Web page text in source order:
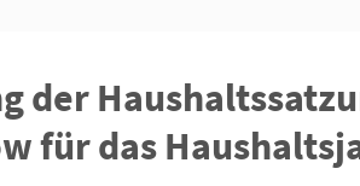
der
für das